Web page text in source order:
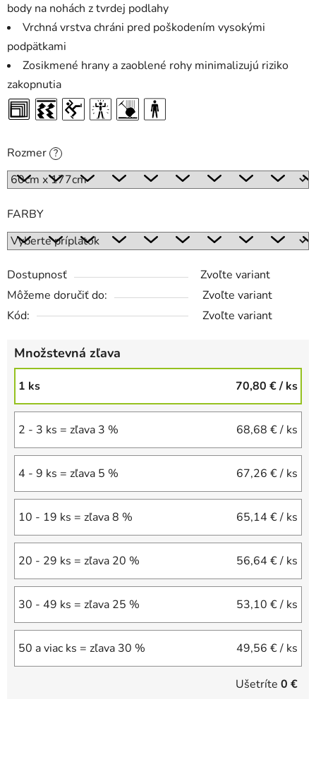
body na nohách z tvrdej podlahy
Vrchná vrstva chráni pred poškodením vysokými
podpätkami
Zosikmené hrany a zaoblené rohy minimalizujú riziko
zakopnutia
Rozmer ?
FARBY
Dostupnosť
Zvoľte variant
Môžeme doručiť do:
Zvoľte variant
Kód:
Zvoľte variant
Množstevná zľava
1 ks 70,80 €/ ks
2 - 3 ks = zľava 3 % 68,68 €/ ks
4 - 9 ks = zľava 5 % 67,26 €/ ks
10 - 19 ks = zľava 8 % 65,14 €/ ks
20 - 29 ks = zľava 20 % 56,64 €/ ks
30 - 49 ks = zľava 25 % 53,10 €/ ks
50 a viac ks = zľava 30 % 49,56 €/ ks
Ušetríte 0 €